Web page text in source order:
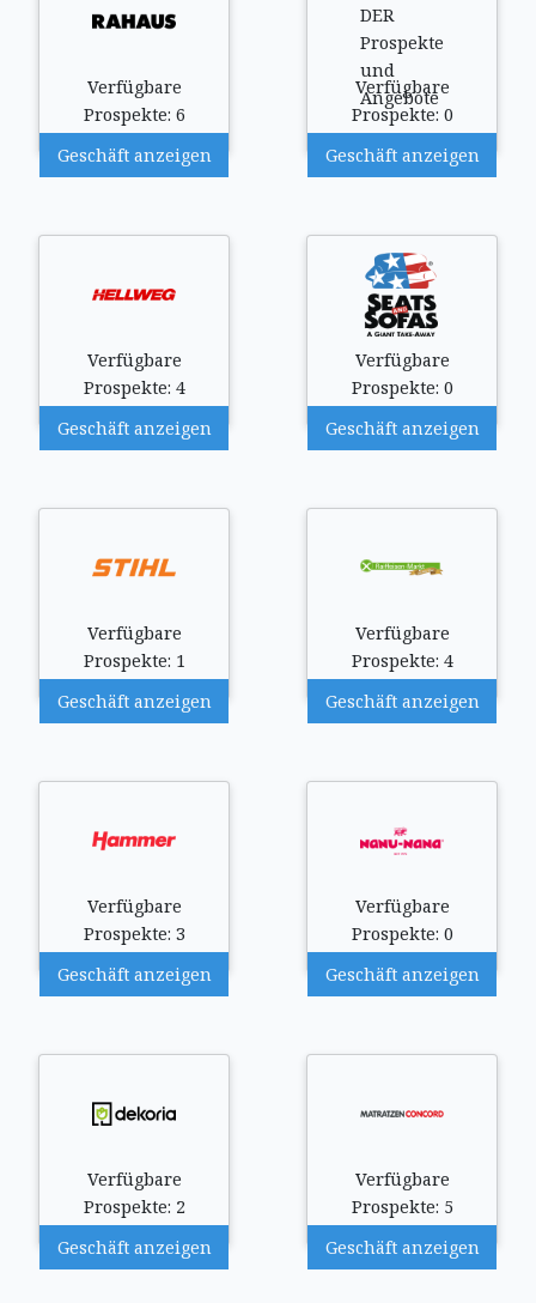
Verfügbare
Prospekte: 6
Geschäft anzeigen
Verfügbare
Prospekte: 0
Geschäft anzeigen
Verfügbare
Prospekte: 4
Geschäft anzeigen
Verfügbare
Prospekte: 0
Geschäft anzeigen
Verfügbare
Prospekte: 1
Geschäft anzeigen
Verfügbare
Prospekte: 4
Geschäft anzeigen
Verfügbare
Prospekte: 3
Geschäft anzeigen
Verfügbare
Prospekte: 0
Geschäft anzeigen
Verfügbare
Prospekte: 2
Geschäft anzeigen
Verfügbare
Prospekte: 5
Geschäft anzeigen